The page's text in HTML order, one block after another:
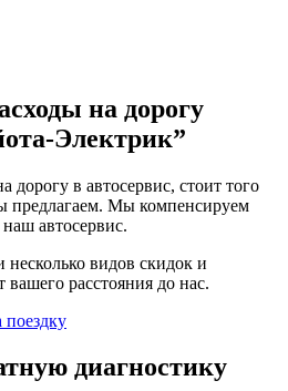
на дорогу
Электрик”
дорогу в автосервис, стоит того
предлагаем. Мы компенсируем
автосервис.
видов скидок и
вашего расстояния до нас.
поездку
диагностику